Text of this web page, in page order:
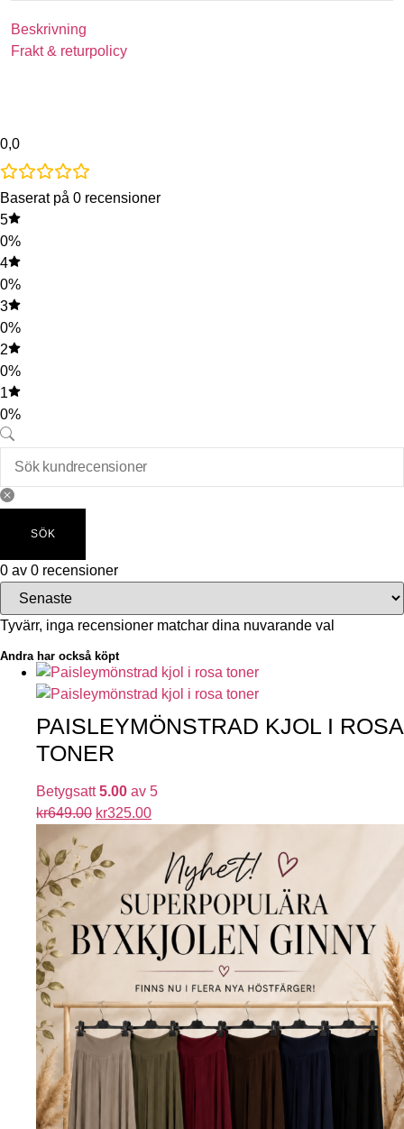
Beskrivning
Frakt & returpolicy
0,0
Baserat på 0 recensioner
5
0%
4
0%
3
0%
2
0%
1
0%
SÖK
0 av 0 recensioner
Tyvärr, inga recensioner matchar dina nuvarande val
Andra har också köpt
PAISLEYMÖNSTRAD KJOL I ROSA
TONER
Betygsatt5.00 av 5
kr649.00 kr325.00